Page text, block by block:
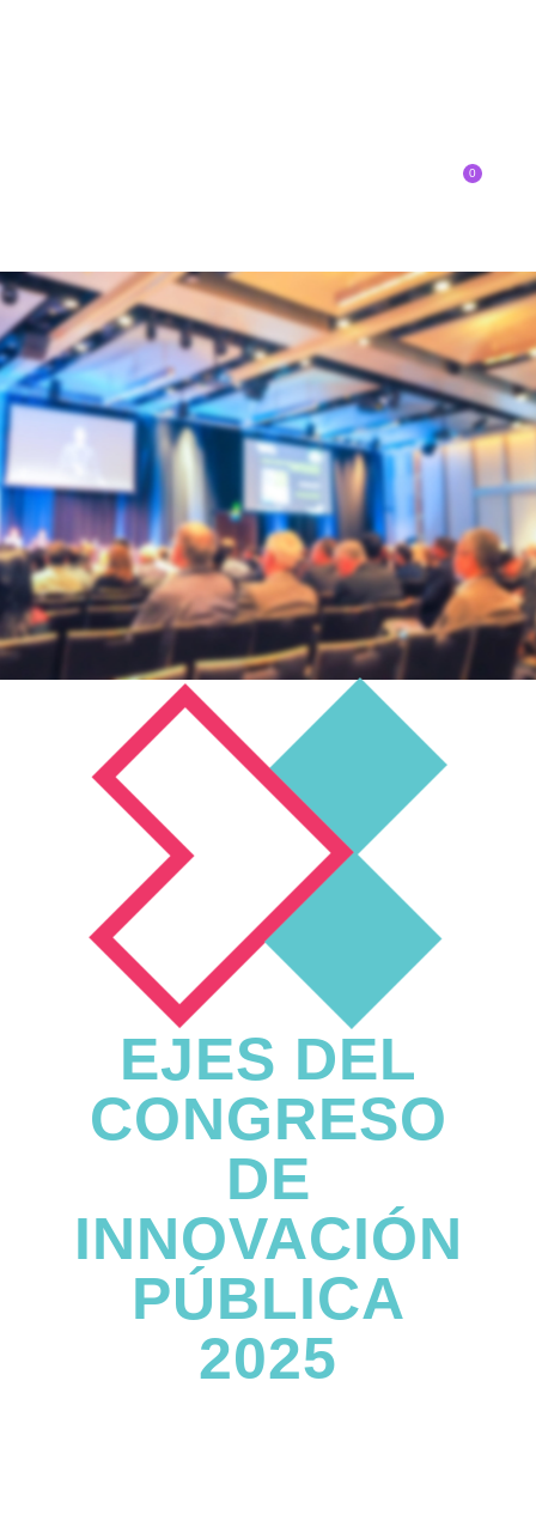
0
EJES DEL
CONGRESO
DE
INNOVACIÓN
PÚBLICA
2025